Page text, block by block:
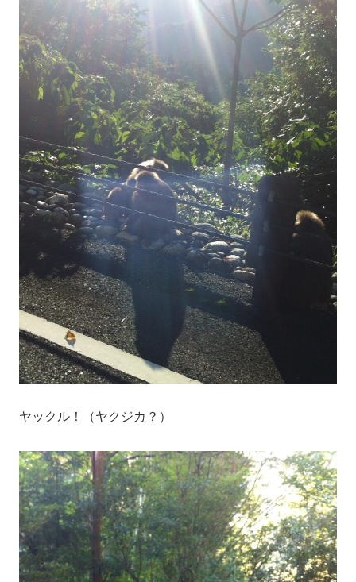
ヤックル！（ヤクジカ？）